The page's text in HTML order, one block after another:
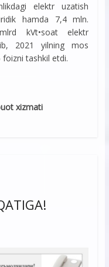
elektr uzatish
hamda 7,4 mln.
kVt•soat elektr
2021 yilning mos
foizni tashkil etdi.
xizmati